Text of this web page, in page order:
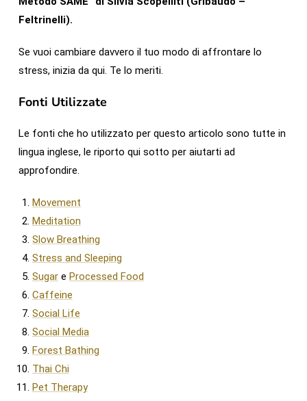
Feltrinelli).
Se vuoi cambiare davvero il tuo modo di affrontare lo
stress, inizia da qui. Te lo meriti.
Fonti Utilizzate
Le fonti che ho utilizzato per questo articolo sono tutte in
lingua inglese, le riporto qui sotto per aiutarti ad
approfondire.
Movement
Meditation
Slow Breathing
Stress and Sleeping
Sugare Processed Food
Caffeine
Social Life
Social Media
Forest Bathing
Thai Chi
Pet Therapy